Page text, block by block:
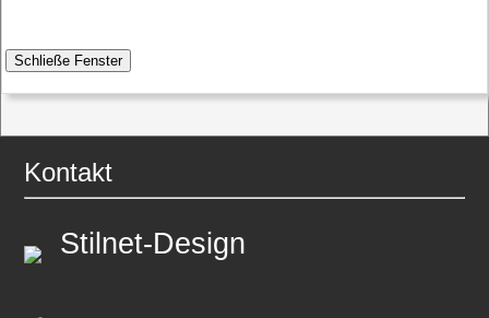
Kontakt
Stilnet-Design